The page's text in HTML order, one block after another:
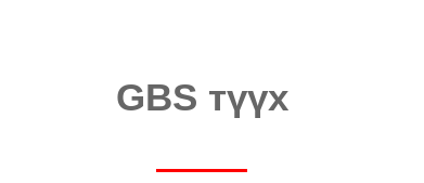
GBS түүх